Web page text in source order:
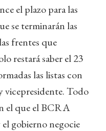
el plazo para las
se terminarán las
frentes que
restará saber el 23
las listas con
vicepresidente. Todo
el que el BCRA
gobierno negocie